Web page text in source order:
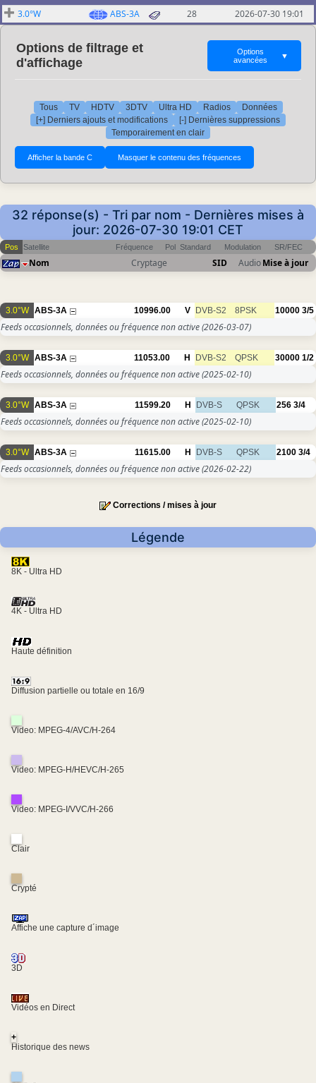
3.0°W
ABS-3A 28 2026-07-30 19:01
Options de filtrage et
d'affichage
Options
avancées
▼
Tous TV HDTV 3DTV Ultra HD Radios
Données
[+] Derniers ajouts et modifications
[-] Dernières suppressions
Temporairement en clair
32 réponse(s) - Tri par nom - Dernières mises à
jour: 2026-07-30 19:01 CET
Pos Satellite Fréquence Pol Standard Modulation SR/FEC
Nom Cryptage SID AudioMise à jour
3.0°W ABS-3A 10996.00 V DVB-S2 8PSK 10000 3/5
Feeds occasionnels, données ou fréquence non active(2026-03-07)
3.0°W ABS-3A 11053.00 H DVB-S2 QPSK 30000 1/2
Feeds occasionnels, données ou fréquence non active(2025-02-10)
3.0°W ABS-3A 11599.20 H DVB-S QPSK 256 3/4
Feeds occasionnels, données ou fréquence non active(2025-02-10)
3.0°W ABS-3A 11615.00 H DVB-S QPSK 2100 3/4
Feeds occasionnels, données ou fréquence non active(2026-02-22)
Corrections / mises à jour
Légende
8K - Ultra HD
4K - Ultra HD
Haute définition
Diffusion partielle ou totale en 16/9
Video: MPEG-4/AVC/H-264
Video: MPEG-H/HEVC/H-265
Video: MPEG-I/VVC/H-266
Clair
Crypté
Affiche une capture d´image
3D
Vidéos en Direct
+
Historique des news